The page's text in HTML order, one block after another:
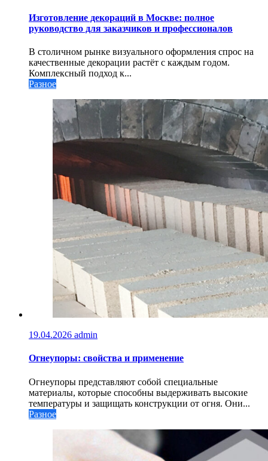
Изготовление декораций в Москве: полное
руководство для заказчиков и профессионалов
В столичном рынке визуального оформления спрос на
качественные декорации растёт с каждым годом.
Комплексный подход к...
Разное
19.04.2026 admin
Огнеупоры: свойства и применение
Огнеупоры представляют собой специальные
материалы, которые способны выдерживать высокие
температуры и защищать конструкции от огня. Они...
Разное